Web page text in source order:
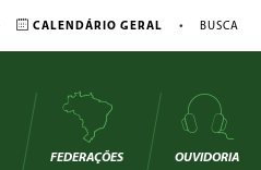
CALENDÁRIO GERAL • BUSCA
FEDERAÇÕES OUVIDORIA